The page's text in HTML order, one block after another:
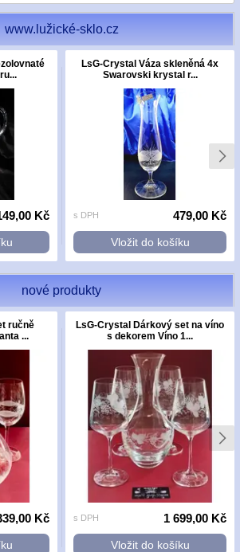
www.lužické-sklo.cz
Kč
LsG-Crystal Váza skleněná 4x
Swarovski krystal r...
s DPH 479,00 Kč
Vložit do košíku
nové produkty
ručně
...
Kč
LsG-Crystal Dárkový set na víno
s dekorem Víno 1...
s DPH 1 699,00 Kč
Vložit do košíku